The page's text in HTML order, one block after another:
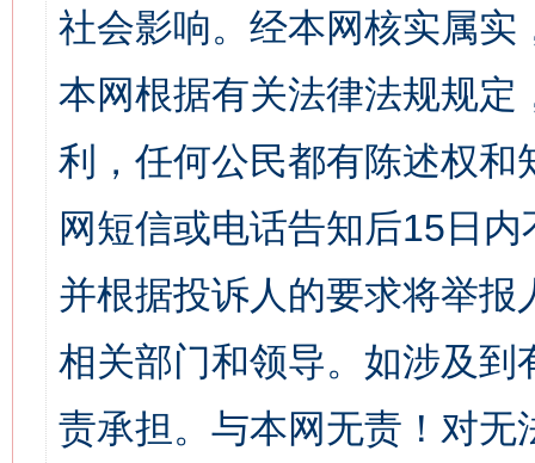
社会影响。经本网核实属
本网根据有关法律法规规
利，任何公民都有陈述权
网短信或电话告知后15日
并根据投诉人的要求将举
相关部门和领导。如涉及
责承担。与本网无责！对